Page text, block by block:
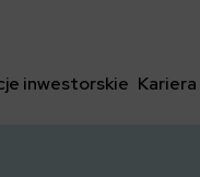
inwestorskie Kariera